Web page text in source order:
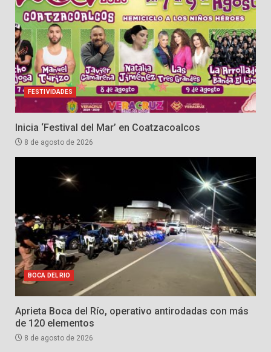
FESTIVIDADES
Inicia ‘Festival del Mar’ en Coatzacoalcos
8 de agosto de 2026
BOCA DEL RIO
Aprieta Boca del Río, operativo antirodadas con más
de 120 elementos
8 de agosto de 2026